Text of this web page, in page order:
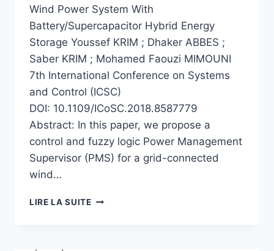
Wind Power System With
Battery/Supercapacitor Hybrid Energy
Storage Youssef KRIM ; Dhaker ABBES ;
Saber KRIM ; Mohamed Faouzi MIMOUNI
7th International Conference on Systems
and Control (ICSC)
DOI: 10.1109/ICoSC.2018.8587779
Abstract: In this paper, we propose a
control and fuzzy logic Power Management
Supervisor (PMS) for a grid-connected
wind…
LIRE LA SUITECONTROL